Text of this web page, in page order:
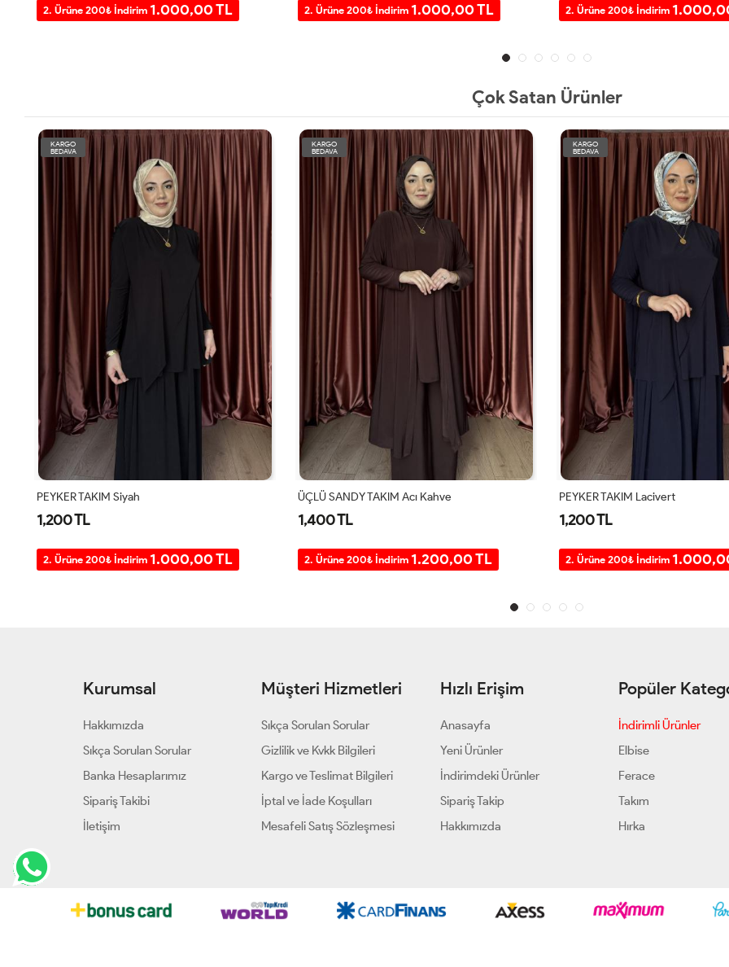
2. Ürüne 200₺ İndirim 1.000,00 TL 2. Ürüne 200₺ İndirim 1.000,00 TL 2. Ürüne 200₺ İndirim
Çok Satan Ürünler
KARGO
BEDAVA
PEYKER TAKIM Siyah
1,200 TL
2. Ürüne 200₺ İndirim 1.000,00 TL
KARGO
BEDAVA
ÜÇLÜ SANDY TAKIM Acı Kahve
1,400 TL
2. Ürüne 200₺ İndirim 1.200,00 TL
KARGO
BEDAVA
PEYKER TAKIM Lacivert
1,200 TL
2. Ürüne 200₺ İndirim
Kurumsal
Hakkımızda
Sıkça Sorulan Sorular
Banka Hesaplarımız
Sipariş Takibi
İletişim
Müşteri Hizmetleri
Sıkça Sorulan Sorular
Gizlilik ve Kvkk Bilgileri
Kargo ve Teslimat Bilgileri
İptal ve İade Koşulları
Mesafeli Satış Sözleşmesi
Hızlı Erişim
Anasayfa
Yeni Ürünler
İndirimdeki Ürünler
Sipariş Takip
Hakkımızda
Popüler
İndirimli Ürünler
Elbise
Ferace
Takım
Hırka